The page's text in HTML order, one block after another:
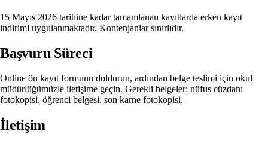
15 Mayıs 2026 tarihine kadar tamamlanan kayıtlarda erken kayıt
indirimi uygulanmaktadır. Kontenjanlar sınırlıdır.
Başvuru Süreci
Online ön kayıt formunu doldurun, ardından belge teslimi için okul
müdürlüğümüzle iletişime geçin. Gerekli belgeler: nüfus cüzdanı
fotokopisi, öğrenci belgesi, son karne fotokopisi.
İletişim